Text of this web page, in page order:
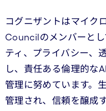
コグニザントはマイク
Councilのメンバーとし
ティ、プライバシー、
し、責任ある倫理的な
管理に努めています。
管理され、信頼を醸成